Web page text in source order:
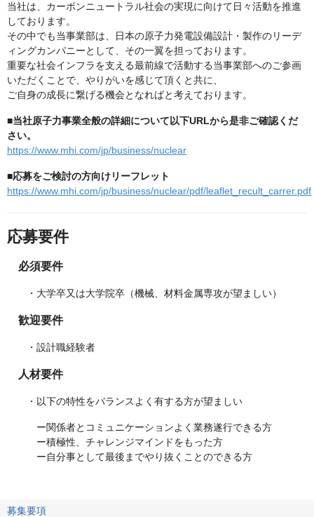
当社は、カーボンニュートラル社会の実現に向けて日々活動を推進
しております。
その中でも当事業部は、日本の原子力発電設備設計・製作のリーデ
ィングカンパニーとして、その一翼を担っております。
重要な社会インフラを支える最前線で活動する当事業部へのご参画
いただくことで、やりがいを感じて頂くと共に、
ご自身の成長に繋げる機会となればと考えております。
■当社原子力事業全般の詳細について以下URLから是非ご確認くだ
さい。
https://www.mhi.com/jp/business/nuclear
■応募をご検討の方向けリーフレット
https://www.mhi.com/jp/business/nuclear/pdf/leaflet_recult_carrer.pdf
応募要件
必須要件
・大学卒又は大学院卒（機械、材料金属専攻が望ましい）
歓迎要件
・設計職経験者
人材要件
・以下の特性をバランスよく有する方が望ましい
ー関係者とコミュニケーションよく業務遂行できる方
ー積極性、チャレンジマインドをもった方
ー自分事として最後までやり抜くことのできる方
募集要項